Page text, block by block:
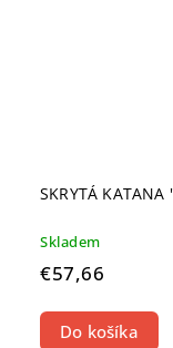
SKRYTÁ KATANA
Skladem
€57,66
Do košíka